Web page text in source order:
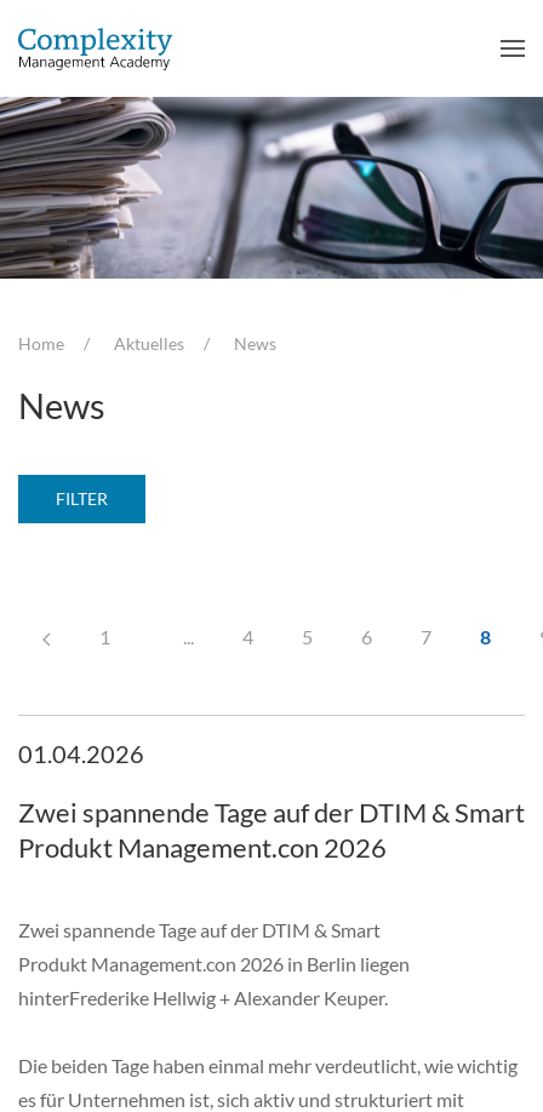
Home Aktuelles News
News
FILTER
1 ... 4 5 6 7 8
01.04.2026
Zwei spannende Tage auf der DTIM & Smart
Produkt Management.con 2026
Zwei spannende Tage auf der DTIM & Smart
Produkt Management.con 2026 in Berlin liegen
hinterFrederike Hellwig + Alexander Keuper.
Die beiden Tage haben einmal mehr verdeutlicht, wie wichtig
es für Unternehmen ist, sich aktiv und strukturiert mit